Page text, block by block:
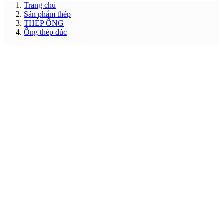
Trang chủ
Sản phẩm thép
THÉP ỐNG
Ống thép đúc